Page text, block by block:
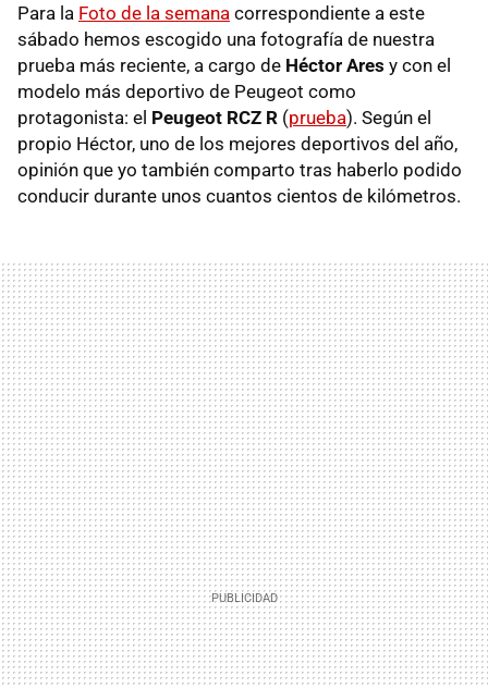
Para la Foto de la semana correspondiente a este
sábado hemos escogido una fotografía de nuestra
prueba más reciente, a cargo de Héctor Ares y con el
modelo más deportivo de Peugeot como
protagonista: el Peugeot RCZ R (prueba). Según el
propio Héctor, uno de los mejores deportivos del año,
opinión que yo también comparto tras haberlo podido
conducir durante unos cuantos cientos de kilómetros.